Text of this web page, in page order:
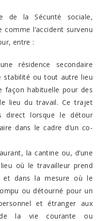
de la Sécurité sociale,
l’accident survenu
entre :
résidence secondaire
stabilité ou tout autre lieu
façon habituelle pour des
lieu du travail. Ce trajet
lorsque le détour
dans le cadre d’un co-
la cantine ou, d’une
où le travailleur prend
et dans la mesure où le
ou détourné pour un
et étranger aux
de la vie courante ou